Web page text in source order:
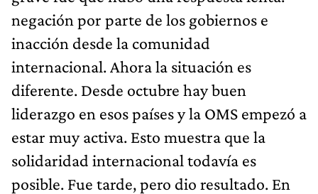
negación por parte de los gobiernos e
inacción desde la comunidad
internacional. Ahora la situación es
diferente. Desde octubre hay buen
liderazgo en esos países y la OMS empezó a
estar muy activa. Esto muestra que la
solidaridad internacional todavía es
posible. Fue tarde, pero dio resultado. En